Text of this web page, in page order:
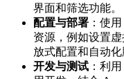
界面和筛选功能。
配置与部署 ：使
资源，例如设置
放式配置和自动化
开发与测试 ：利